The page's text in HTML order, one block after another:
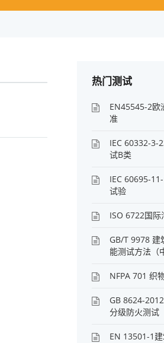
热门测试
EN45545-2欧
准
IEC 60332-3-
试B类
IEC 60695-
试验
ISO 6722国际
GB/T 9978 建
能测试方法（
NFPA 701 织
GB 8624-
分级防火测试
EN 13501-1